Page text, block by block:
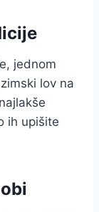
jednom
lov na
ih upišite